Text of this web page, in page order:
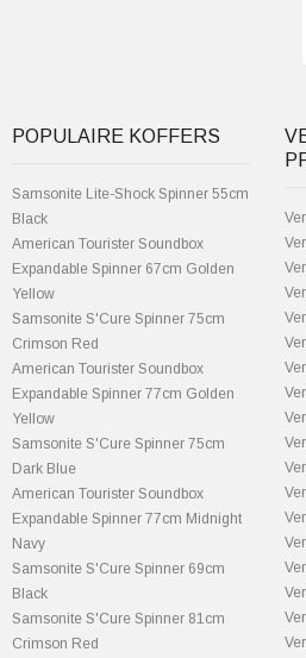
POPULAIRE KOFFERS
Samsonite Lite-Shock Spinner 55cm
Black
American Tourister Soundbox
Expandable Spinner 67cm Golden
Yellow
Samsonite S'Cure Spinner 75cm
Crimson Red
American Tourister Soundbox
Expandable Spinner 77cm Golden
Yellow
Samsonite S'Cure Spinner 75cm
Dark Blue
American Tourister Soundbox
Expandable Spinner 77cm Midnight
Navy
Samsonite S'Cure Spinner 69cm
Black
Samsonite S'Cure Spinner 81cm
Crimson Red